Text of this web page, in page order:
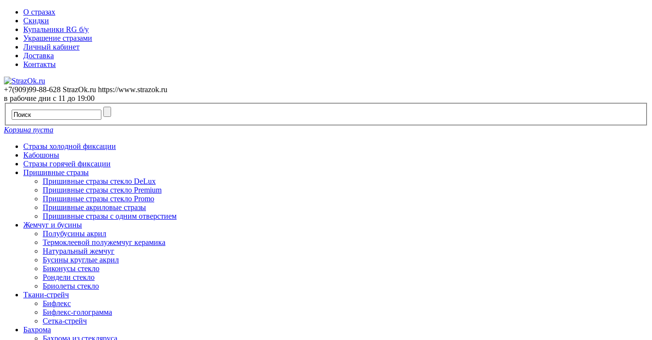
О стразах
Скидки
Купальники RG б/у
Украшение стразами
Личный кабинет
Доставка
Контакты
+7(909)99-88-628 StrazOk.ru https://www.strazok.ru
в рабочие дни с 11 до 19:00
Корзина пуста
Стразы холодной фиксации
Кабошоны
Стразы горячей фиксации
Пришивные стразы
Пришивные стразы стекло DeLux
Пришивные стразы стекло Premium
Пришивные стразы стекло Promo
Пришивные акриловые стразы
Пришивные стразы с одним отверстием
Жемчуг и бусины
Полубусины акрил
Термоклеевой полужемчуг керамика
Натуральный жемчуг
Бусины круглые акрил
Биконусы стекло
Рондели стекло
Бриолеты стекло
Ткани-стрейч
Бифлекс
Бифлекс-голограмма
Сетка-стрейч
Бахрома
Бахрома из стекляруса